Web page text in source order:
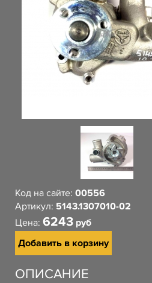
Код на сайте: 00556
Артикул: 5143.1307010-02
Цена: 6243 руб
Добавить в корзину
ОПИСАНИЕ